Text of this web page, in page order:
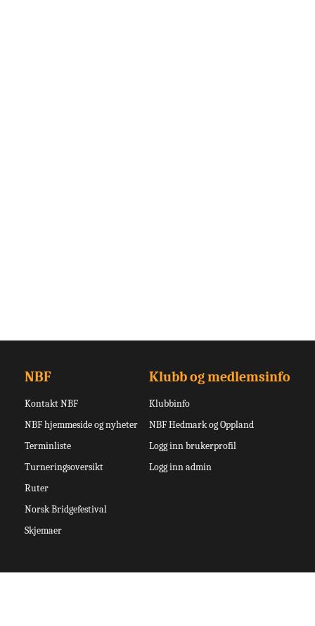
NBF
Kontakt NBF
NBF hjemmeside og nyheter
Terminliste
Turneringsoversikt
Ruter
Norsk Bridgefestival
Skjemaer
Klubb og medlemsinfo
Klubbinfo
NBF Hedmark og Oppland
Logg inn brukerprofil
Logg inn admin